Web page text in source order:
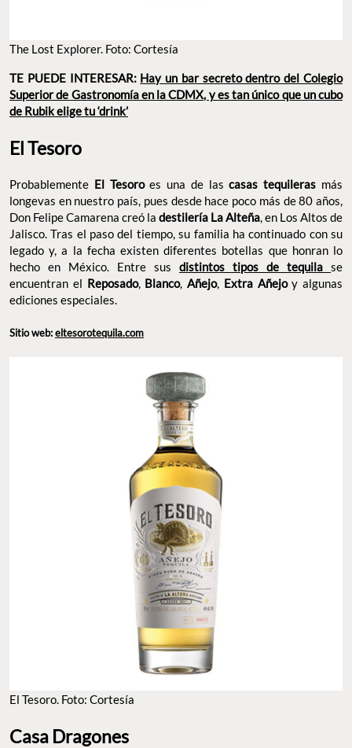
The Lost Explorer. Foto: Cortesía
TE PUEDE INTERESAR: Hay un bar secreto dentro del Colegio
Superior de Gastronomía en la CDMX, y es tan único que un cubo
de Rubik elige tu ‘drink’
El Tesoro
Probablemente El Tesoroes una de las casas tequileras más
longevas en nuestro país, pues desde hace poco más de 80 años,
Don Felipe Camarena creó la destilería La Alteña, en Los Altos de
Jalisco. Tras el paso del tiempo, su familia ha continuado con su
legado y, a la fecha existen diferentes botellas que honran lo
hecho en México. Entre sus distintos tipos de tequila se
encuentran el Reposado, Blanco, Añejo, Extra Añejoy algunas
ediciones especiales.
Sitio web:eltesorotequila.com
El Tesoro. Foto: Cortesía
Casa Dragones